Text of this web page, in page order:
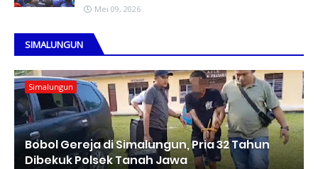
Mei 09, 2026
SIMALUNGUN
Simalungun
Bobol Gereja di Simalungun, Pria 32 Tahun
Dibekuk Polsek Tanah Jawa